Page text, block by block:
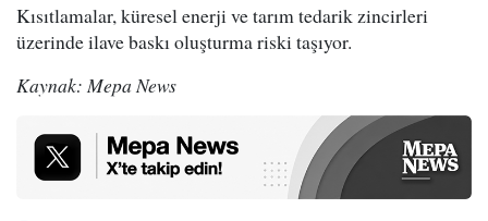
Kısıtlamalar, küresel enerji ve tarım tedarik zincirleri
üzerinde ilave baskı oluşturma riski taşıyor.
Kaynak: Mepa News